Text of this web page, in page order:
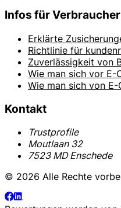
Infos für Verbraucher
Erklärte
Richtlinie für
Zuverlässigkeit von
Wie man sich vor E-
Wie man sich von
Kontakt
Trustprofile
Moutlaan 32
7523 MD Enschede
© 2026 Alle Rechte